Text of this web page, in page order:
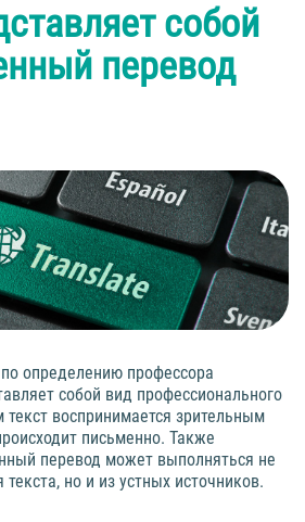
собой
перевод
по определению профессора
собой вид профессионального
текст воспринимается зрительным
письменно. Также
перевод может выполняться не
но и из устных источников.